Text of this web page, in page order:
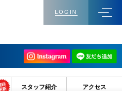
LOGIN
スタッフ紹介 アクセス